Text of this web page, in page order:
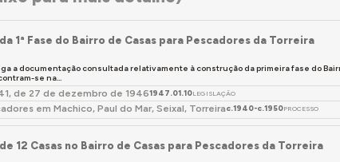
entre aquelas que aparentam manter o aspeto
outras avançadas. A maior parte das habitações
se, em 2024, algumas nas quais não é já possível
testemunhos recolhidos no local, as casas
muitos proprietários foram realizando alterações
Entre as transformações mais comuns,
uma divisão situada em mezzanine sobre a sala de
1ª Fase do Bairro de Casas para Pescadores da Torreira
a documentação consultada relativamente à construção da primeira fase do
se na...
de 27 de dezembro de 19461947.01.10LEGISLAÇÃO
em Machico, Paul do Mar, Seixal, Torreirac.1940-c.1950PROCESSO
12 Casas no Bairro de Casas para Pescadores da Torreira